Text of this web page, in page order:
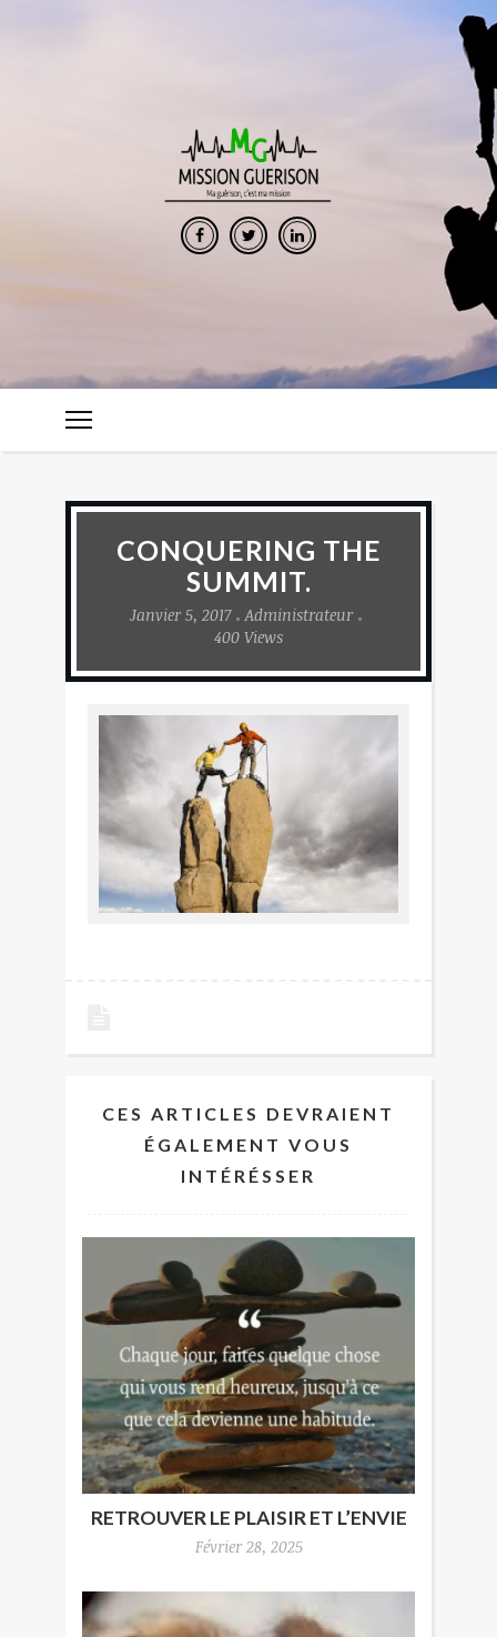
CONQUERING THE
SUMMIT.
Janvier 5, 2017
Administrateur
400 Views
CES ARTICLES DEVRAIENT
ÉGALEMENT VOUS
INTÉRÉSSER
RETROUVER LE PLAISIR ET L’ENVIE
Février 28, 2025